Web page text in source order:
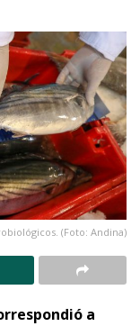
(Foto: Andina)
a